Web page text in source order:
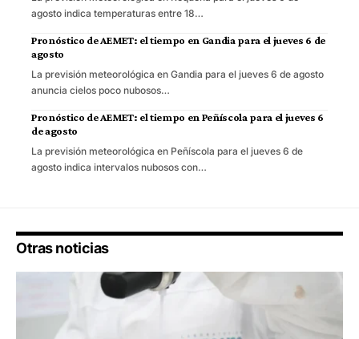
agosto indica temperaturas entre 18…
Pronóstico de AEMET: el tiempo en Gandia para el jueves 6 de
agosto
La previsión meteorológica en Gandia para el jueves 6 de agosto
anuncia cielos poco nubosos…
Pronóstico de AEMET: el tiempo en Peñíscola para el jueves 6
de agosto
La previsión meteorológica en Peñíscola para el jueves 6 de
agosto indica intervalos nubosos con…
Otras noticias